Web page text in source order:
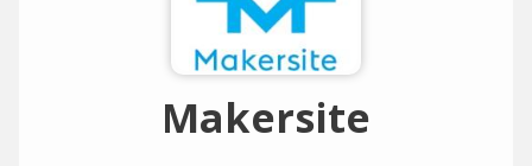
Makersite